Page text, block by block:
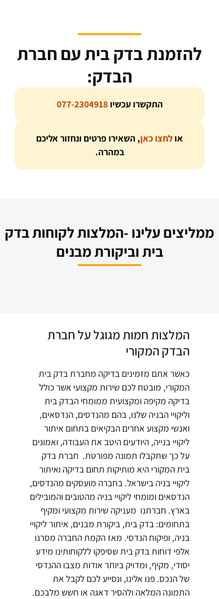
להזמנת בדק בית עם חברת
הבדק:
התקשרו עכשיו077-2304918
אולחצו כאן, השאירו פרטים ונחזור אליכם
במהרה.
עלינו -המלצות לקוחות בדק
בית וביקורת מבנים
המלצות חמות מגוגל על חברת
הבדק המקורי
כאשר אתם מזמינים בדיקה מחברת בדק בית
המקורי, מובטח לכם שירות מקצועי אשר כולל
בדיקה מקיפה ומקצועית ממומחי הבדק בית
וליקויי הבניה שלנו, בהם מהנדסים, הנדסאים,
ואנשי מקצוע אחרים הבקיאים בתחום איתור
ליקויי בנייה, היודעים היטב את העבודה, ואמונים
על כך שתקבלו תמונה מפורטת. חברת בדק
בית המקורי היא מותיקות תחום בדיקה ואיתור
ליקויי בניה בישראל. בחברה מועסקים מהנדסים,
הנדסאים ומומחי ליקויי בניה מהטובים והמובילים
בארץ. חברתנו מעניקה שירות מקצועי ומקיף
בתחומים: בדק בית, ביקורת מבנים, איתור ליקויי
בניה, ופיקוח הנדסי. מאז הקמת החברה מסרנו
אלפי דוחות בדק בית שסיפקו ללקוחותינו מידע
יסודי, מקיף, ומדויק ביותר אודות מצבו ההנדסי
של הנכס. פנו אלינו, ונסייע לכם לקבל את
התמונה המלאה ולהסיר דאגה או חשש מלבכם.